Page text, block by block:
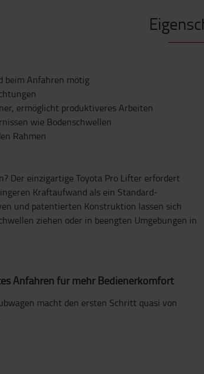
beim Anfahren mötig
ermöglicht produktiveres Arbeiten
wie Bodenschwellen
Rahmen
Der einzigartige Toyota Pro Lifter erfordert
Kraftaufwand als ein Standard-
und patentierten Konstruktion lassen sich
ziehen oder in beengten Umgebungen in
Anfahren für mehr Bedienerkomfort
macht den ersten Schritt quasi von